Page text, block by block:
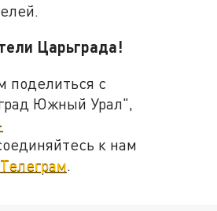
Царьграда!
поделиться с
Южный Урал",
к нам
.